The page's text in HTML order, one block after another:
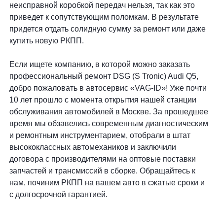
неисправной коробкой передач нельзя, так как это
приведет к сопутствующим поломкам. В результате
придется отдать солидную сумму за ремонт или даже
купить новую РКПП.
Если ищете компанию, в которой можно заказать
профессиональный ремонт DSG (S Tronic) Audi Q5,
добро пожаловать в автосервис «VAG-ID»! Уже почти
10 лет прошло с момента открытия нашей станции
обслуживания автомобилей в Москве. За прошедшее
время мы обзавелись современным диагностическим
и ремонтным инструментарием, отобрали в штат
высококлассных автомехаников и заключили
договора с производителями на оптовые поставки
запчастей и трансмиссий в сборке. Обращайтесь к
нам, починим РКПП на вашем авто в сжатые сроки и
с долгосрочной гарантией.